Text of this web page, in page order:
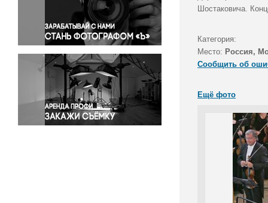
Правосудие
Происшествия и конфликты
Религия
Светская жизнь
Спорт
Экология
Экономика и бизнес
Шостаковича.
Категория:
Место: Россия,
Сообщить об
Ещё фото